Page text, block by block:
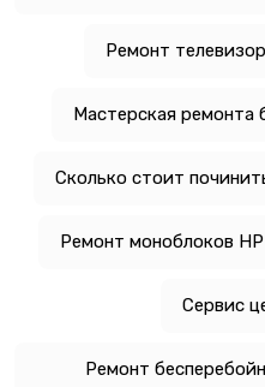
Ремонт
Мастерская ремонта
Сколько стоит
Ремонт моноблоков
Сервис
Ремонт